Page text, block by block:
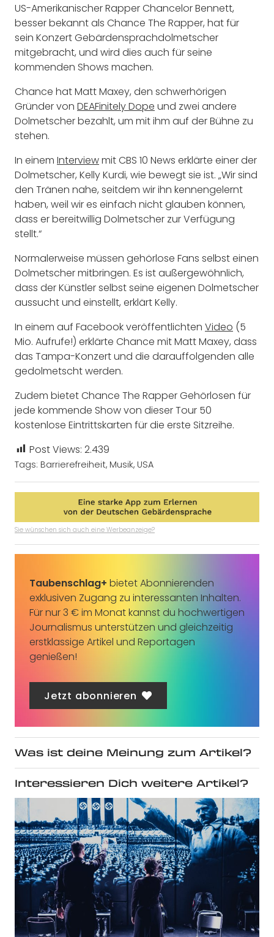
US-Amerikanischer Rapper Chancelor Bennett,
besser bekannt als Chance The Rapper, hat für
sein Konzert Gebärdensprachdolmetscher
mitgebracht, und wird dies auch für seine
kommenden Shows machen.
Chance hat Matt Maxey, den schwerhörigen
Gründer von DEAFinitely Dope und zwei andere
Dolmetscher bezahlt, um mit ihm auf der Bühne zu
stehen.
In einem Interviewmit CBS 10 News erklärte einer der
Dolmetscher, Kelly Kurdi, wie bewegt sie ist. „Wir sind
den Tränen nahe, seitdem wir ihn kennengelernt
haben, weil wir es einfach nicht glauben können,
dass er bereitwillig Dolmetscher zur Verfügung
stellt.“
Normalerweise müssen gehörlose Fans selbst einen
Dolmetscher mitbringen. Es ist außergewöhnlich,
dass der Künstler selbst seine eigenen Dolmetscher
aussucht und einstellt, erklärt Kelly.
In einem auf Facebook veröffentlichten Video (5
Mio. Aufrufe!) erklärte Chance mit Matt Maxey, dass
das Tampa-Konzert und die darauffolgenden alle
gedolmetscht werden.
Zudem bietet Chance The Rapper Gehörlosen für
jede kommende Show von dieser Tour 50
kostenlose Eintrittskarten für die erste Sitzreihe.
Post Views: 2.439
Tags: Barrierefreiheit, Musik, USA
Sie wünschen sich auch eine Werbeanzeige?
Taubenschlag+ bietet Abonnierenden
exklusiven Zugang zu interessanten Inhalten.
Für nur 3 € im Monat kannst du hochwertigen
Journalismus unterstützen und gleichzeitig
erstklassige Artikel und Reportagen
genießen!
Jetzt abonnieren
Was ist deine Meinung zum Artikel?
Interessieren Dich weitere Artikel?